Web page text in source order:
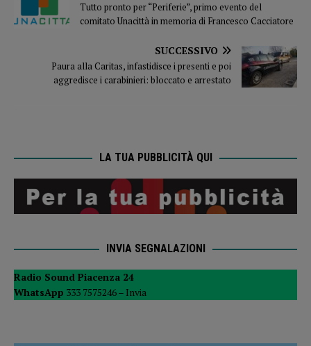
Tutto pronto per “Periferie”, primo evento del
comitato Unacittà in memoria di Francesco Cacciatore
SUCCESSIVO
Paura alla Caritas, infastidisce i presenti e poi
aggredisce i carabinieri: bloccato e arrestato
LA TUA PUBBLICITÀ QUI
INVIA SEGNALAZIONI
Radio Sound Piacenza 24
WhatsApp 333 7575246 – Invia